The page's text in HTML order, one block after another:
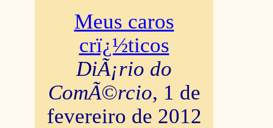
Meus caros
crï¿½ticos
DiÃ¡rio do
ComÃ©rcio, 1 de
fevereiro de 2012